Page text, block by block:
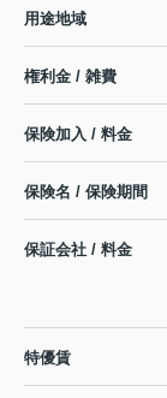
用途地域
権利金 / 雑費
保険加入 / 料金
保険名 / 保険期間
保証会社 / 料金
特優賃